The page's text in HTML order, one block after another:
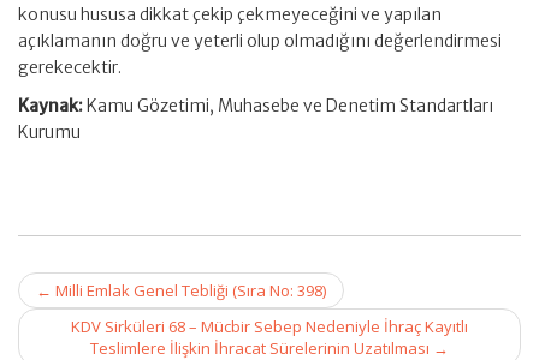
konusu hususa dikkat çekip çekmeyeceğini ve yapılan
açıklamanın doğru ve yeterli olup olmadığını değerlendirmesi
gerekecektir.
Kaynak:Kamu Gözetimi, Muhasebe ve Denetim Standartları
Kurumu
Post
navigation
← Milli Emlak Genel Tebliği (Sıra No: 398)
KDV Sirküleri 68 – Mücbir Sebep Nedeniyle İhraç Kayıtlı
Teslimlere İlişkin İhracat Sürelerinin Uzatılması →